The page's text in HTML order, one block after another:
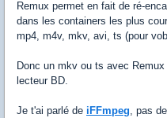
Remux permet en fait de ré-
dans les containers les plus
mp4, m4v, mkv, avi, ts (pour
Donc un mkv ou ts avec
lecteur BD.
Je t'ai parlé de iFFmpeg , pas